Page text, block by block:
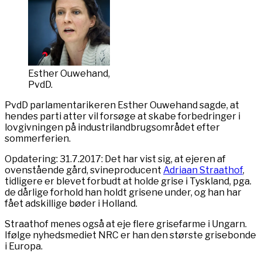
Esther Ouwehand,
PvdD.
PvdD parlamentarikeren Esther Ouwehand sagde, at
hendes parti atter vil forsøge at skabe forbedringer i
lovgivningen på industrilandbrugsområdet efter
sommerferien.
Opdatering: 31.7.2017: Det har vist sig, at ejeren af
ovenstående gård, svineproducent Adriaan Straathof,
tidligere er blevet forbudt at holde grise i Tyskland, pga.
de dårlige forhold han holdt grisene under, og han har
fået adskillige bøder i Holland.
Straathof menes også at eje flere grisefarme i Ungarn.
Ifølge nyhedsmediet NRC er han den største grisebonde
i Europa.